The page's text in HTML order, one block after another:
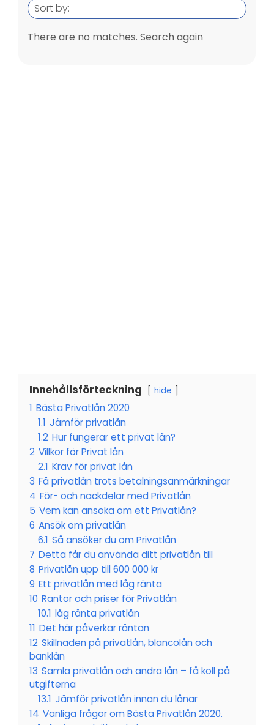
Sort by:
There are no matches. Search again
Innehållsförteckning hide
1 Bästa Privatlån 2020
1.1 Jämför privatlån
1.2 Hur fungerar ett privat lån?
2 Villkor för Privat lån
2.1 Krav för privat lån
3 Få privatlån trots betalningsanmärkningar
4 För- och nackdelar med Privatlån
5 Vem kan ansöka om ett Privatlån?
6 Ansök om privatlån
6.1 Så ansöker du om Privatlån
7 Detta får du använda ditt privatlån till
8 Privatlån upp till 600 000 kr
9 Ett privatlån med låg ränta
10 Räntor och priser för Privatlån
10.1 låg ränta privatlån
11 Det här påverkar räntan
12 Skillnaden på privatlån, blancolån och
banklån
13 Samla privatlån och andra lån – få koll på
utgifterna
13.1 Jämför privatlån innan du lånar
14 Vanliga frågor om Bästa Privatlån 2020.